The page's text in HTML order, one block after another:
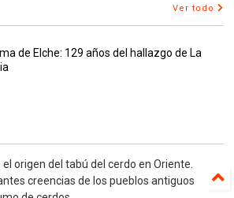
Ver todo
de Elche: 129 años del hallazgo de La
el origen del tabú del cerdo en Oriente.
creencias de los pueblos antiguos